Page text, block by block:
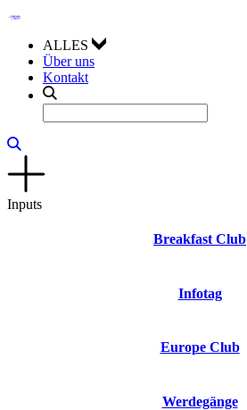
ALLES
Über uns
Kontakt
Inputs
Breakfast Club
Infotag
Europe Club
Werdegänge